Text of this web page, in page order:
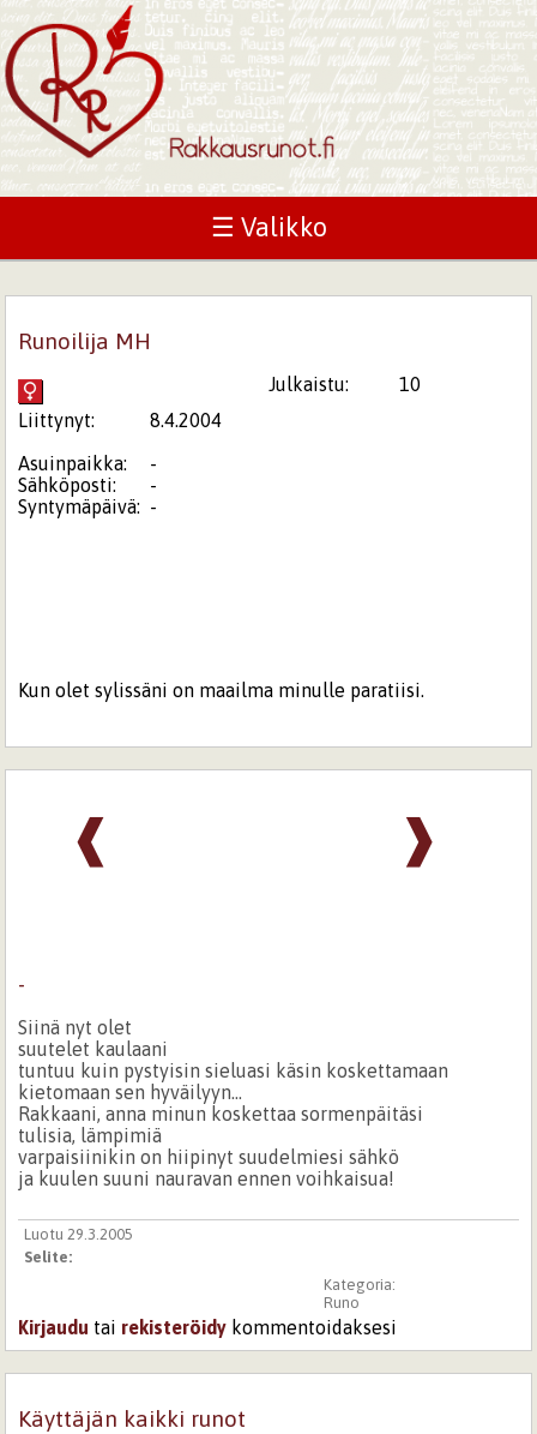
☰ Valikko
Runoilija MH
Julkaistu:
10
Liittynyt:
8.4.2004
Asuinpaikka:
-
Sähköposti:
-
Syntymäpäivä: -
Kun olet sylissäni on maailma minulle paratiisi.
❱
❰
-
Siinä nyt olet
suutelet kaulaani
tuntuu kuin pystyisin sieluasi käsin koskettamaan
kietomaan sen hyväilyyn...
Rakkaani, anna minun koskettaa sormenpäitäsi
tulisia, lämpimiä
varpaisiinikin on hiipinyt suudelmiesi sähkö
ja kuulen suuni nauravan ennen voihkaisua!
Luotu 29.3.2005
Selite:
Kategoria:
Runo
Kirjaudu tai rekisteröidy kommentoidaksesi
Käyttäjän kaikki runot